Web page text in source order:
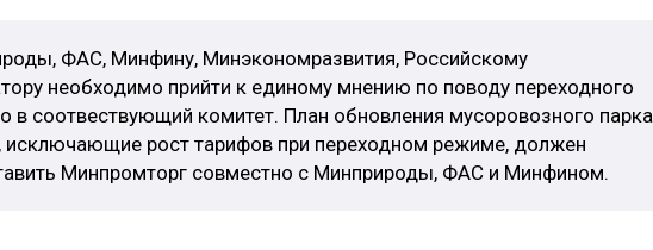
ФАС, Минфину, Минэкономразвития, Российскому
необходимо прийти к единому мнению по поводу переходного
в соотвествующий комитет. План обновления мусоровозного парка
рост тарифов при переходном режиме, должен
Минпромторг совместно с Минприроды, ФАС и Минфином.